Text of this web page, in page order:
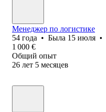
Менеджер по логистике
54 года • Была 15 июля •
1 000 €
Общий опыт
26 лет 5 месяцев